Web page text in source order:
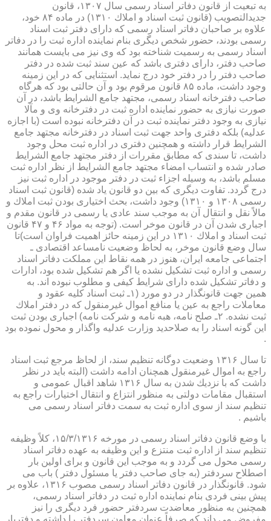
به تبعیت از قانون دفاتر اسناد رسمی سال ۱۳۰۷، قانون
جدیدالتصویب (قانون ثبت اسناد و املاك ۱۳۱۰) در ماده ۸۴ خود،
علاوه بر صاحبان دفاتر اسناد رسمی كه دارای دفتر ثبت اسناد
رسمی بودند، حضور شخص دیگری بنام نماینده اداره ثبت را در دفاتر
اسناد رسمی به رسمیت شناخته بود كه وی نیز می بایست همانند
صاحب دفتر، دارای دفتری باشد كه عین سند ثبت شده در دفتر
صاحب دفتر را در دفتر خود درج نماید. استثنایی كه در این زمینه
وجود داشت، ماده ۸۵ قانون مرقوم بود و آن حالتی بود كه هرگاه
صاحب دفترخانه اسناد رسمی، مجتهد جامع الشرایط باشد، در آن
صورت نیازی به حضور نماینده اداره ثبت در دفترخانه وی و مآلا
نیازی به وجود دفتر نماینده ثبت در آن دفترخانه نبوده است (با اجازه
عدلیه) بلكه دفتری واحد جهت ثبت اسناد در دفترخانه مجتهد جامع
الشرایط قرار داشته و همچنین دفتری در اداره ثبت محل وجود
داشت، تا سندی كه مطابق مقررات از دفتر مجتهد جامع الشرایط
صادر شده و انتساب امضاء مجتهد جامع الشرایط از نظر اداره ثبت
مسلم باشد، به وسیله اجزاء ثبت در دفتر موجود در اداره ثبت نیز
درج گردد. تفاوت دیگری كه بین دو قانون یاد شده (قانون ثبت اسناد
رسمی ۱۳۰۸ و ۱۳۱۰) وجود داشت، بحث اختیاری بودن ثبت املاك و
مالاً نقل و انتقال آن به موجب سند عادی یا رسمی در قانون مقدم و
اجباری شدن آن در قانون موخر است. (توجه به مواد ۴۶ و ۴۷ قانون
ثبت اسناد و املاك ۱۳۱۰ در این زمینه حائز اهمیت فراوان است)تا
سال وضع قانون موخر، به لحاظ وضعیت نامساعد اقتصادی ـ
اجتماعی جامعه ایران، هنوز در همه نقاط این مملكت دفاتر اسناد
رسمی و اداره ثبت تشكیل نشده یا اگر هم تشكیل شده بود، ادارات
و دفاتر تشكیل شده دارای شرایط كیفی و مطلوب نبوده اند. به
همین جهت قانونگذار در دو مورد (۱ـ ثبت اسناد كلیه عقود و
معاملات راجع به عین یا منافع اموال غیرمنقول كه در دفتر املاك
ثبت نشده. ۲ـ صلح نامه، هبه نامه و شركت نامه) اجباری بودن ثبت
این گونه اسناد را به صلاحدید وزارت عدلیه واگذار و محول نموده بود
.
تا سال ۱۳۱۶ وضعیت دوگانه تنظیم سند، از لحاظ مرجع ثبت اسناد
راجع به اموال غیرمنقول همچنان ادامه داشت (البته باید در نظر
داشت كه با نزدیك شدن به سال ۱۳۱۶ شاهد اقبال عمومی و
استقبال مقامات دولتی به منظور انتزاع و انتقال اختیارات راجع به
تنظیم سند از سوی اداره ثبت به سمت دفاتر اسناد رسمی می
باشیم .
با وضع قانون دفاتر اسناد رسمی در مورخه ۱۵/۳/۱۳۱۶، كلاً وظیفه
تنظیم سند از اداره ثبت منتزع و این وظیفه به عهده دفاتر اسناد
رسمی محول می گردد و به موجب این قانون و برای اولین بار
اصطلاح سردفتر (به جای صاحب دفتر یا مسئول دفتر ) باب می
شود. قانونگذار در قانون دفاتر اسناد رسمی مصوب ۱۳۱۶، علاوه بر
پیش بینی فردی بنام نماینده اداره ثبت در دفاتر اسناد رسمی،
همچنین به منظور معاضدت سردفتر حضور فرد دیگری را نیز